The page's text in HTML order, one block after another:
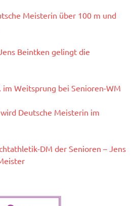
Meisterin über 100 m und
Beintken gelingt die
Weitsprung bei Senioren-WM
Deutsche Meisterin im
DM der Senioren – Jens